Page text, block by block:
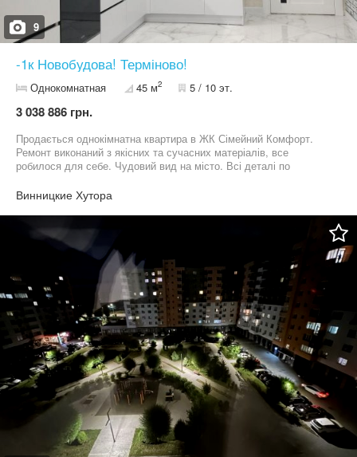
9
-1к Новобудова! Терміново!
Однокомнатная 45 м2 5 / 10 эт.
3 038 886 грн.
Продається однокімнатна квартира в ЖК Сімейний Комфорт.
Ремонт виконаний з якісних та сучасних матеріалів, все
робилося для себе. Чудовий вид на місто. Всі деталі по
Винницкие Хутора